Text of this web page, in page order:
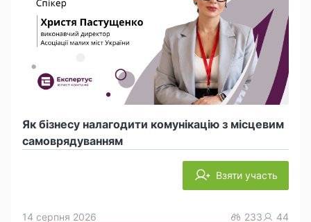
Як бізнесу налагодити комунікацію з місцевим
самоврядуванням
Взяти участь
14 серпня 2026 233 44